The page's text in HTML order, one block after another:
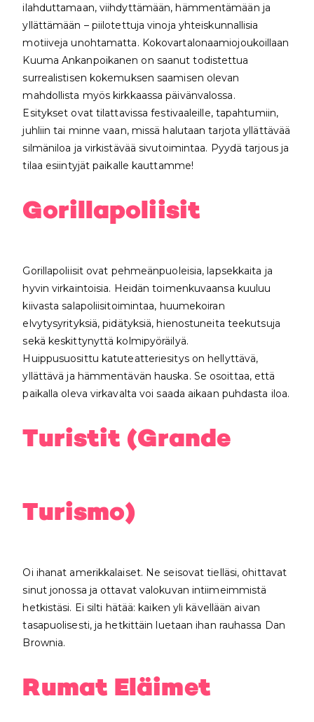
ilahduttamaan, viihdyttämään, hämmentämään ja
yllättämään – piilotettuja vinoja yhteiskunnallisia
motiiveja unohtamatta. Kokovartalonaamiojoukoillaan
Kuuma Ankanpoikanen on saanut todistettua
surrealistisen kokemuksen saamisen olevan
mahdollista myös kirkkaassa päivänvalossa.
Esitykset ovat tilattavissa festivaaleille, tapahtumiin,
juhliin tai minne vaan, missä halutaan tarjota yllättävää
silmäniloa ja virkistävää sivutoimintaa. Pyydä tarjous ja
tilaa esiintyjät paikalle kauttamme!
Gorillapoliisit
Gorillapoliisit ovat pehmeänpuoleisia, lapsekkaita ja
hyvin virkaintoisia. Heidän toimenkuvaansa kuuluu
kiivasta salapoliisitoimintaa, huumekoiran
elvytysyrityksiä, pidätyksiä, hienostuneita teekutsuja
sekä keskittynyttä kolmipyöräilyä.
Huippusuosittu katuteatteriesitys on hellyttävä,
yllättävä ja hämmentävän hauska. Se osoittaa, että
paikalla oleva virkavalta voi saada aikaan puhdasta iloa.
Turistit (Grande
Turismo)
Oi ihanat amerikkalaiset. Ne seisovat tielläsi, ohittavat
sinut jonossa ja ottavat valokuvan intiimeimmistä
hetkistäsi. Ei silti hätää: kaiken yli kävellään aivan
tasapuolisesti, ja hetkittäin luetaan ihan rauhassa Dan
Brownia.
Rumat Eläimet